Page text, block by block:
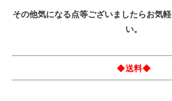
その他気になる点等ございましたらお気
い。
◆送料◆